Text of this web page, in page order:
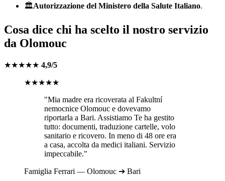
🏛️Autorizzazione del Ministero della Salute Italiano.
Cosa dice chi ha scelto il nostro servizio
da Olomouc
★★★★★ 4,9/5
★★★★★
"Mia madre era ricoverata al Fakultní
nemocnice Olomouc e dovevamo
riportarla a Bari. Assistiamo Te ha gestito
tutto: documenti, traduzione cartelle, volo
sanitario e ricovero. In meno di 48 ore era
a casa, accolta da medici italiani. Servizio
impeccabile."
Famiglia Ferrari — Olomouc ➔ Bari